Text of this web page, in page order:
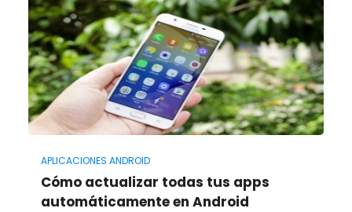
APLICACIONES ANDROID
Cómo actualizar todas tus apps
automáticamente en Android